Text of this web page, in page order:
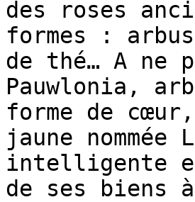
des roses
formes :
de thé… A ne
Pauwlonia,
forme de
jaune nommée
intelligente
de ses biens